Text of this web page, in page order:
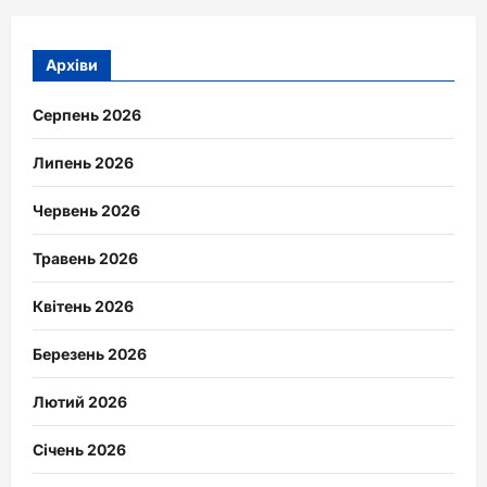
Архіви
Серпень 2026
Липень 2026
Червень 2026
Травень 2026
Квітень 2026
Березень 2026
Лютий 2026
Січень 2026